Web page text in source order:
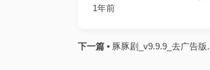
1年前
下一篇 • 豚豚剧_v9.9.9_去广告版